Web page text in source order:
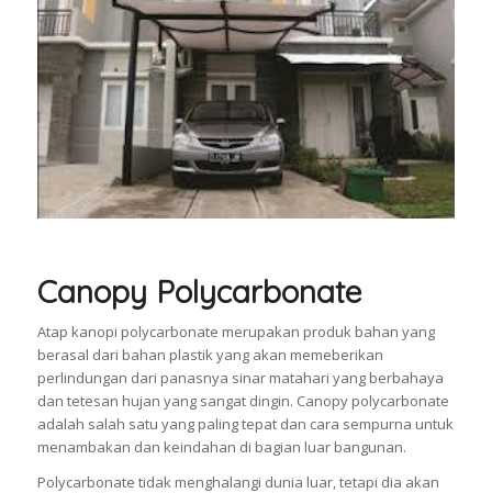
Canopy Polycarbonate
Atap kanopi polycarbonate merupakan produk bahan yang
berasal dari bahan plastik yang akan memeberikan
perlindungan dari panasnya sinar matahari yang berbahaya
dan tetesan hujan yang sangat dingin. Canopy polycarbonate
adalah salah satu yang paling tepat dan cara sempurna untuk
menambakan dan keindahan di bagian luar bangunan.
Polycarbonate tidak menghalangi dunia luar, tetapi dia akan